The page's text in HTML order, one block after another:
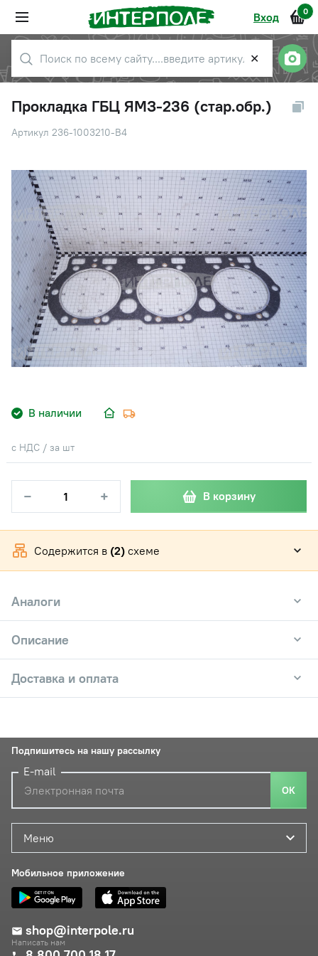
Вход 0
✕
Прокладка ГБЦ ЯМЗ-236 (стар.обр.)
Артикул 236-1003210-В4
В наличии
с НДС / за шт
− + В корзину
Содержится в (2) схеме
Аналоги
Описание
Доставка и оплата
Меню
Мобильное приложение
shop@interpole.ru
Написать нам
Подпишитесь на нашу рассылку
E-mail
ОК